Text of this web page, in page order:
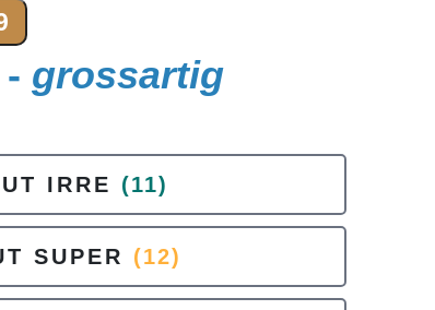
grossartig
IRRE (11)
SUPER (12)